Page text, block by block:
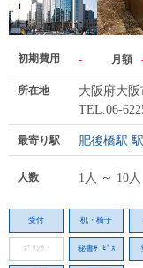
初期費用 - 月額
所在地
大阪府大
TEL.06-
最寄り駅 肥後橋駅 駅
人数 1人 ～ 10人
受付 机・椅子
ﾌﾟﾘﾝﾀｰ 秘書ｻｰﾋﾞｽ